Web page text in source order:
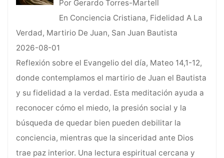
Por Gerardo Torres-Martell
En Conciencia Cristiana, Fidelidad A La
Verdad, Martirio De Juan, San Juan Bautista
2026-08-01
Reflexión sobre el Evangelio del día, Mateo 14,1-12,
donde contemplamos el martirio de Juan el Bautista
y su fidelidad a la verdad. Esta meditación ayuda a
reconocer cómo el miedo, la presión social y la
búsqueda de quedar bien pueden debilitar la
conciencia, mientras que la sinceridad ante Dios
trae paz interior. Una lectura espiritual cercana y